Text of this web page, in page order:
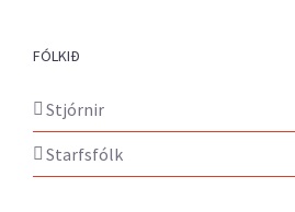
FÓLKIÐ
Stjórnir
Starfsfólk